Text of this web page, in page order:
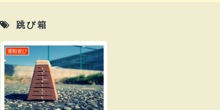
跳び箱
運動遊び